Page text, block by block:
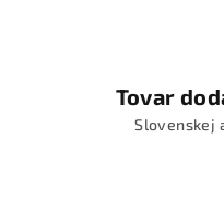
Tovar
Slovenskej